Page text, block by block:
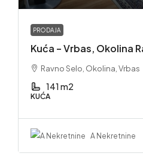
PRODAJA
Kuća – Vrbas, Okolina
Ravno Selo, Okolina, Vrbas
141 m2
KUĆA
A Nekretnine